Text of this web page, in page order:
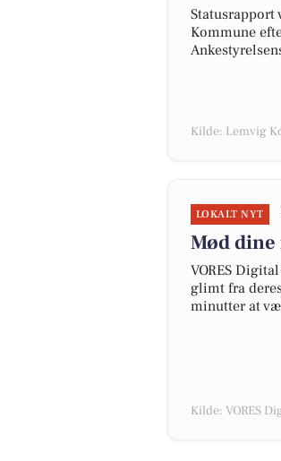
Kommune
Kilde: Lemvig
LOKALT NYT
Mød
VORES
glimt fra
minutter at
Kilde: VORES